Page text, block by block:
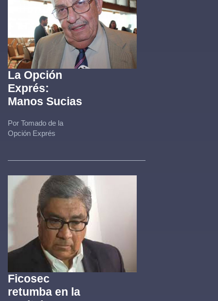
La Opción
Exprés:
Manos Sucias
Por Tomado de la
Opción Exprés
Ficosec
retumba en la